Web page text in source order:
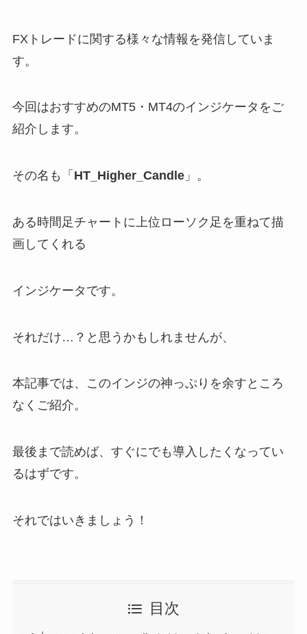
FXトレードに関する様々な情報を発信していま
す。
今回はおすすめのMT5・MT4のインジケータをご
紹介します。
その名も「 HT_Higher_Candle」。
ある時間足チャートに上位ローソク足を重ねて描
画してくれる
インジケータです。
それだけ…？と思うかもしれませんが、
本記事では、このインジの神っぷりを余すところ
なくご紹介。
最後まで読めば、すぐにでも導入したくなってい
るはずです。
それではいきましょう！
目次